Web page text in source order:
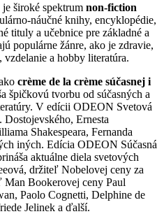
je široké spektrum non-fiction
náučné knihy, encyklopédie,
tituly a učebnice pre základné a
populárne žánre, ako je zdravie,
a hobby literatúra.
crème de la crème súčasnej i
špičkovú tvorbu od súčasných a
V edícii ODEON Svetová
Ernesta
Shakespeara, Fernanda
iných. Edícia ODEON Súčasná
aktuálne diela svetových
držiteľ Nobelovej ceny za
Bookerovej ceny Paul
Paolo Cognetti, Delphine de
Jelinek a ďalší.